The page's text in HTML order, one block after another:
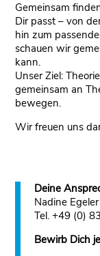
Gemeinsam
Dir passt – von
hin zum
schauen wir
kann.
Unser Ziel:
gemeinsam an
bewegen.
Wir freuen uns
Deine
Nadine Egeler
Tel. +49 (0)
Bewirb Dich